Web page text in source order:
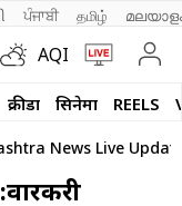
ਪੰਜਾਬੀ தமிழ்
AQI
क्रीडा सिनेमा REELS
News Live